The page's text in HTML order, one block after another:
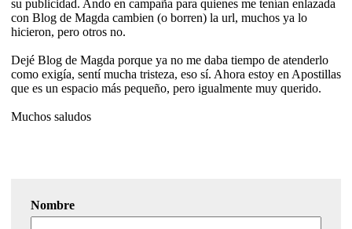
su publicidad. Ando en campaña para quienes me tenían enlazada
con Blog de Magda cambien (o borren) la url, muchos ya lo
hicieron, pero otros no.
Dejé Blog de Magda porque ya no me daba tiempo de atenderlo
como exigía, sentí mucha tristeza, eso sí. Ahora estoy en Apostillas
que es un espacio más pequeño, pero igualmente muy querido.
Muchos saludos
Nombre